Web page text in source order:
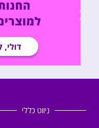
ניווט כללי